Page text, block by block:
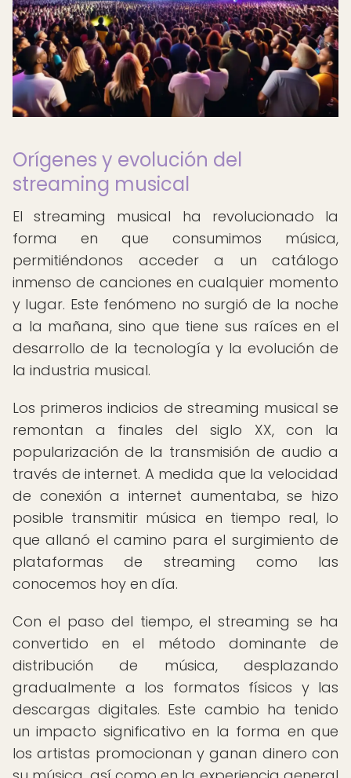
Orígenes y evolución del
streaming musical
El streaming musical ha revolucionado la
forma en que consumimos música,
permitiéndonos acceder a un catálogo
inmenso de canciones en cualquier momento
y lugar. Este fenómeno no surgió de la noche
a la mañana, sino que tiene sus raíces en el
desarrollo de la tecnología y la evolución de
la industria musical.
Los primeros indicios de streaming musical se
remontan a finales del siglo XX, con la
popularización de la transmisión de audio a
través de internet. A medida que la velocidad
de conexión a internet aumentaba, se hizo
posible transmitir música en tiempo real, lo
que allanó el camino para el surgimiento de
plataformas de streaming como las
conocemos hoy en día.
Con el paso del tiempo, el streaming se ha
convertido en el método dominante de
distribución de música, desplazando
gradualmente a los formatos físicos y las
descargas digitales. Este cambio ha tenido
un impacto significativo en la forma en que
los artistas promocionan y ganan dinero con